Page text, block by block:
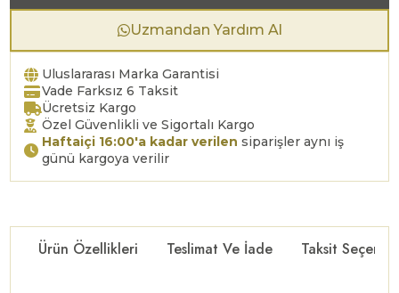
Uzmandan Yardım Al
Uluslararası Marka Garantisi
Vade Farksız 6 Taksit
Ücretsiz Kargo
Özel Güvenlikli ve Sigortalı Kargo
Haftaiçi 16:00'a kadar verilen siparişler aynı iş
günü kargoya verilir
Ürün Özellikleri Teslimat Ve İade Taksit